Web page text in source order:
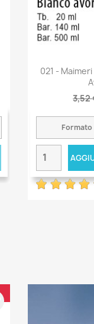
021 -
3,52